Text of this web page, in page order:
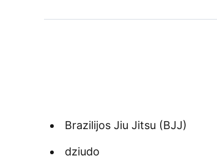
Brazilijos Jiu Jitsu (BJJ)
dziudo